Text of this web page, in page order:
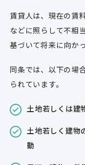
賃貸人は、現在の賃
などに照らして不相
基づいて将来に向か
同条では、以下の場
られています。
土地若しくは建
土地若しく建物
動